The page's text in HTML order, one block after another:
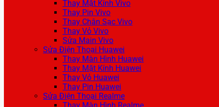
Thay Mặt Kính Vivo
Thay Pin Vivo
Thay Chân Sạc Vivo
Thay Vỏ Vivo
Sửa Main Vivo
Sửa Điện Thoại Huawei
Thay Màn Hình Huawei
Thay Mặt Kính Huawei
Thay Vỏ Huawei
Thay Pin Huawei
Sửa Điện Thoại Realme